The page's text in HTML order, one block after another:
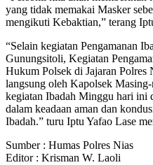
yang tidak memakai Masker
mengikuti Kebaktian,” terang
“Selain kegiatan Pengamanan
Gunungsitoli, Kegiatan
Hukum Polsek di Jajaran Polres
langsung oleh Kapolsek
kegiatan Ibadah Minggu hari ini
dalam keadaan aman dan
Ibadah.” turu Iptu Yafao Lase
Sumber : Humas Polres Nias
Editor : Krisman W. Laoli